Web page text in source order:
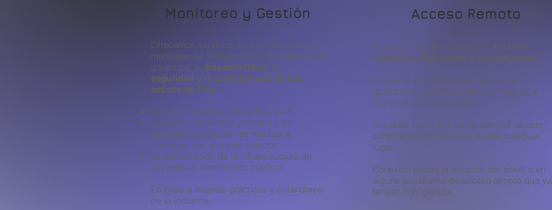
Monitoreo y Gestión
Ofrecemos servicios de administración y
monitoreo de infraestructura de redes para
garantizar la disponibilidad, la
seguridad y la confiabilidad de sus
activos de TICs.
Activos ilimitados. Costo Fijo. 24/7.
​Completa visibilidad y control para
actualizar su gestión de reactiva a
proactiva con una sola solución.
La optimización de la infraestructura de
red para un rendimiento máximo.
En base a mejores prácticas y estándares
de la industria.
Acceso Remoto
Sesiones inmediatas usando AnyDesk,
SplashTop, TeamViewer o ScreenConnect
Acceso a computadoras, servidores,
aplicativos y archivos rápido y seguro, a
través de conexión remota.
Sesiones con o sin interacción del usuario,
controlando dispositivos desde cualquier
lugar.
Conexión desde la creación del ticket o en
alguna plataforma de acceso remoto que ya
tengan configurada.